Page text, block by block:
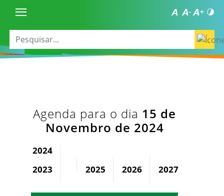
Agenda para o dia 15 de
Novembro de 2024
2024
2023
2025 2026 2027